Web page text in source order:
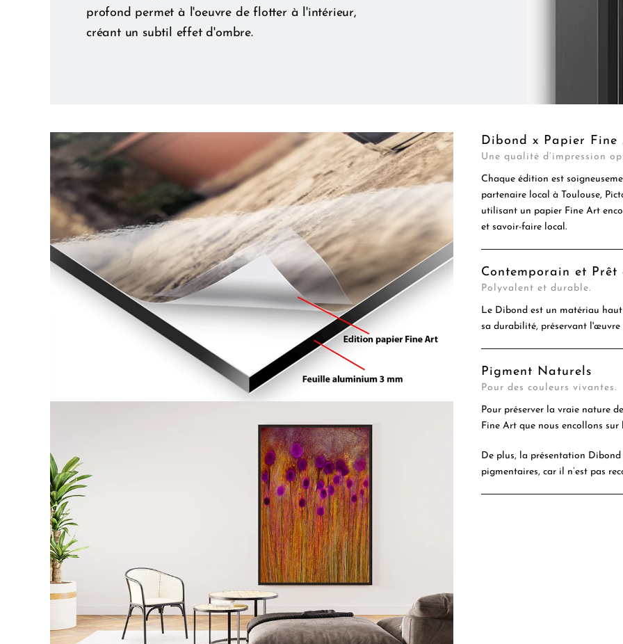
profond permet à l'oeuvre de flotter à l'intérieur,
créant un subtil effet d'ombre.
Dibond x Papier Fine
Une qualité d’impression
Chaque édition est
partenaire local à Toulouse,
utilisant un papier Fine Art
et savoir-faire local.
Contemporain et Prêt
Polyvalent et durable.
Le Dibond est un matériau
sa durabilité, préservant
Pigment Naturels
Pour des couleurs vivantes.
Pour préserver la vraie nature
Fine Art que nous encollons sur
De plus, la présentation Dibond
pigmentaires, car il n’est pas